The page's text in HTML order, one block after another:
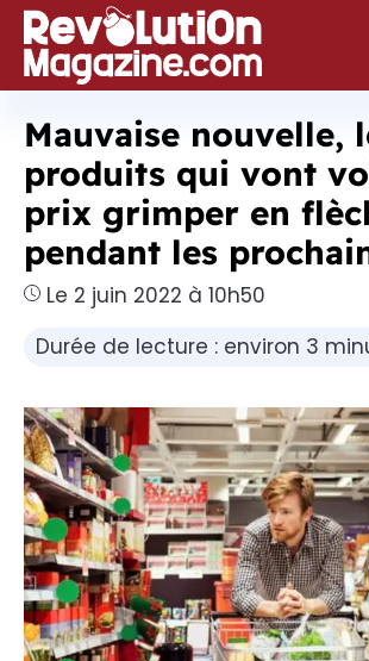
Aller
au
contenu
Mauvaise nouvelle,
produits qui vont
prix grimper en
pendant les
Le 2 juin 2022 à 10h50
Durée de lecture : environ 3